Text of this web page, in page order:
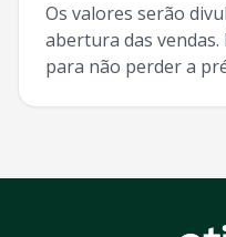
Os valores serão
abertura das
para não perder a